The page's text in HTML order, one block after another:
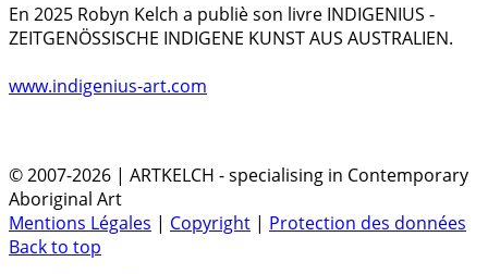
En 2025 Robyn Kelch a publiè son livre INDIGENIUS -
ZEITGENÖSSISCHE INDIGENE KUNST AUS AUSTRALIEN.
www.indigenius-art.com
© 2007-2026 | ARTKELCH - specialising in Contemporary
Aboriginal Art
Mentions Légales | Copyright | Protection des données
Back to top